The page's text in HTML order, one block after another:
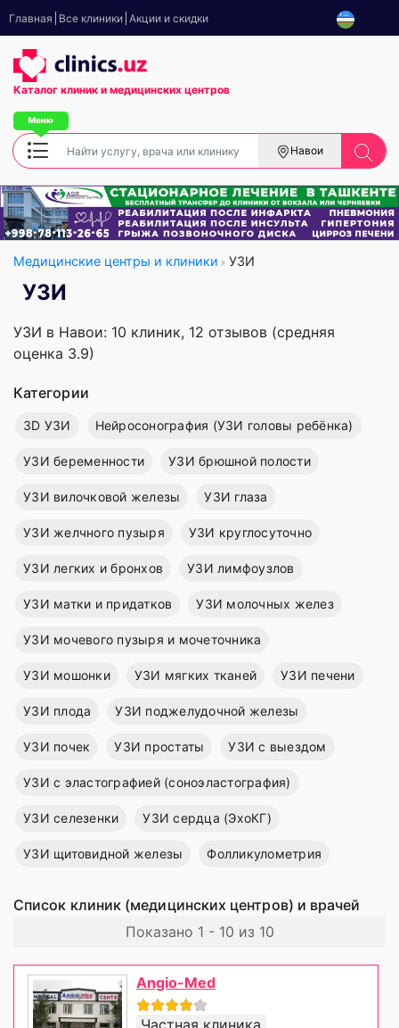
Главная Все клиники Акции и скидки
Каталог клиник и медицинских центров
Навои
Медицинские центры и клиники УЗИ
УЗИ
УЗИ в Навои: 10 клиник, 12 отзывов (средняя
оценка 3.9)
Категории
3D УЗИ Нейросонография (УЗИ головы ребёнка)
УЗИ беременности УЗИ брюшной полости
УЗИ вилочковой железы УЗИ глаза
УЗИ желчного пузыря УЗИ круглосуточно
УЗИ легких и бронхов УЗИ лимфоузлов
УЗИ матки и придатков УЗИ молочных желез
УЗИ мочевого пузыря и мочеточника
УЗИ мошонки УЗИ мягких тканей УЗИ печени
УЗИ плода УЗИ поджелудочной железы
УЗИ почек УЗИ простаты УЗИ с выездом
УЗИ с эластографией (соноэластография)
УЗИ селезенки УЗИ сердца (ЭхоКГ)
УЗИ щитовидной железы Фолликулометрия
Список клиник (медицинских центров) и врачей
Показано 1 - 10 из 10
Angio-Med
Частная клиника